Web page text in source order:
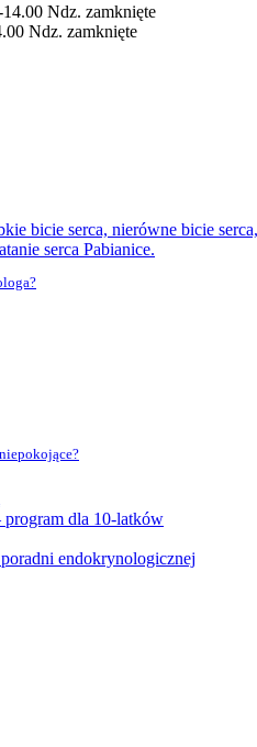
program dla 10-latków
endokrynologicznej
Ndz. zamknięte
Ndz. zamknięte